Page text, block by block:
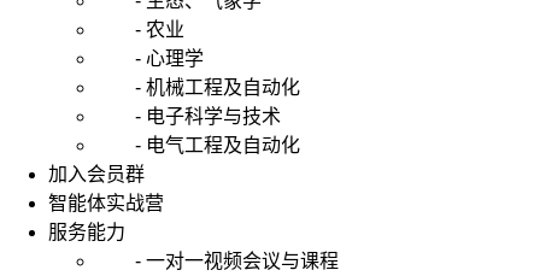
- 农业
- 心理学
- 机械工程及自动化
- 电子科学与技术
- 电气工程及自动化
加入会员群
智能体实战营
服务能力
- 一对一视频会议与课程